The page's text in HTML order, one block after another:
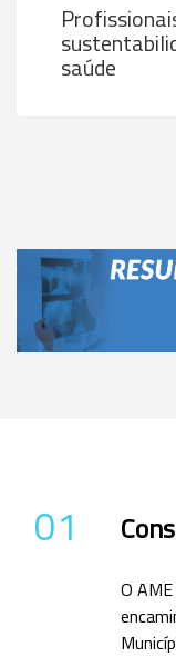
saúde
01
O